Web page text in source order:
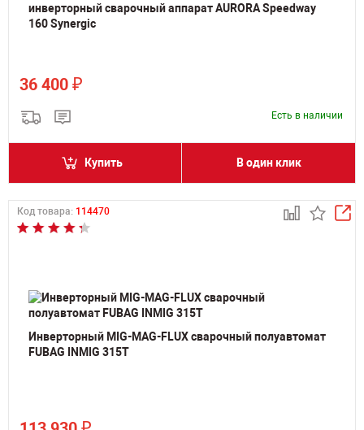
инверторный сварочный аппарат AURORA Speedway
160 Synergic
36 400 ₽
Есть в наличии
Купить В один клик
Код товара: 114470
Инверторный MIG-MAG-FLUX сварочный полуавтомат
FUBAG INMIG 315T